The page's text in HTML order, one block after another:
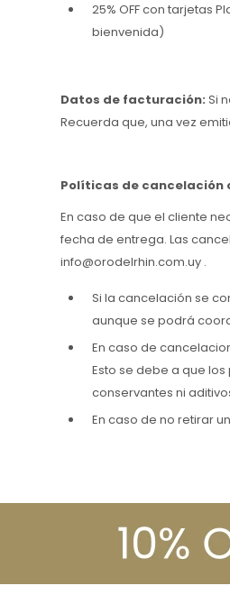
25% OFF con tarjetas
bienvenida)
Datos de facturación: Si
Recuerda que, una vez
Políticas de cancelación
En caso de que el cliente
fecha de entrega. Las
info@orodelrhin.com.uy .
Si la cancelación se
aunque se podrá
En caso de
Esto se debe a que
conservantes ni
En caso de no retirar